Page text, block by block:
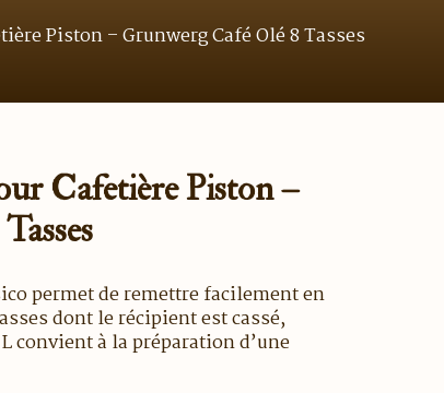
Piston – Grunwerg Café Olé 8 Tasses
Cafetière Piston –
permet de remettre facilement en
dont le récipient est cassé,
convient à la préparation d’une